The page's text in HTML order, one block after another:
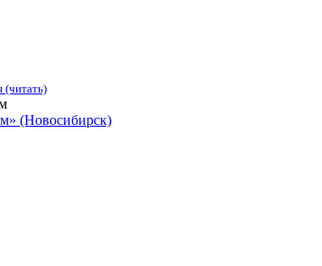
(читать)
(Новосибирск)